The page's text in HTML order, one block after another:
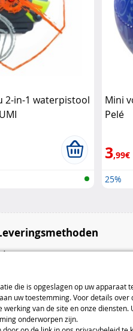
die is opgeslagen op uw
uw toestemming. Voor details
van de site en onze
onderworpen zijn.
2-in-1 waterpistool
Mini
Pelé
3,99€
25%
: 7,99 € van 3 tot 4
: 9,99 € van 2 tot 3
Leveringsmethoden